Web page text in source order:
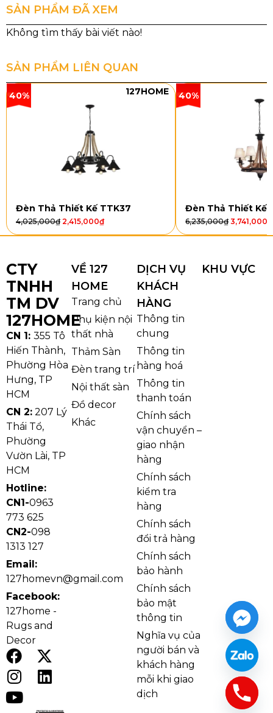
(10+5) –
TRÊN TAY
PHA LÊ
Kiểu dáng và chất liệu
Đèn Chùm Pha Lê DC904
gồm nhiều kích thước để
lựa chọn: DC904T6 (D700 mm, E14 x 6), DC904T8
dụng hệ thống bóng E14 gắn trên tay đèn, kết hợp
LED pha lê trong suốt, mang lại ánh sáng lan tỏa dịu
Phần khung đèn được gia công tỉ mỉ, tay đèn uốn
mềm mại kết hợp lớp pha lê cao cấp giúp ánh sáng
phản chiếu đẹp mắt. Khi bật sáng, từng viên pha lê
tạo hiệu ứng lung linh, giúp không gian thêm phần
lộng lẫy mà không cần quá nhiều chi tiết phức tạp.
Ảnh cận Đèn Chùm Pha Lê DC904
SẢN PHẨM ĐÃ XEM
SẢN PHẨM LIÊN QUAN
40% 127HOME
Đèn Thả Thiết Kế TTK37
4,025,000₫ 2,415,000₫
40%
Đèn Thả Thiết Kế
6,235,000₫ 3,741,000
CTY
TNHH
TM DV
127HOME
CN 1: 355 Tô
Hiến Thành,
Phường Hòa
Hưng, TP
HCM
CN 2: 207 Lý
Thái Tổ,
Phường
Vườn Lài, TP
HCM
Hotline:
CN1-0963
773 625
CN2-098
1313 127
Email:
127homevn@gmail.com
Facebook:
127home -
Rugs and
Decor
VỀ 127
HOME
Trang chủ
Phụ kiện nội
thất nhà
Thảm Sàn
Đèn trang trí
Nội thất sàn
Đồ decor
Khác
DỊCH VỤ
KHÁCH
HÀNG
Thông tin
chung
Thông tin
hàng hoá
Thông tin
thanh toán
Chính sách
vận chuyển –
giao nhận
hàng
Chính sách
kiểm tra
hàng
Chính sách
đổi trả hàng
Chính sách
bảo hành
Chính sách
bảo mật
thông tin
Nghĩa vụ của
người bán và
khách hàng
mỗi khi giao
dịch
KHU VỰC